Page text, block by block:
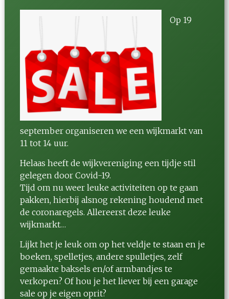
Op 19
september organiseren we een wijkmarkt van
11 tot 14 uur.
Helaas heeft de wijkvereniging een tijdje stil
gelegen door Covid-19.
Tijd om nu weer leuke activiteiten op te gaan
pakken, hierbij alsnog rekening houdend met
de coronaregels. Allereerst deze leuke
wijkmarkt…
Lijkt het je leuk om op het veldje te staan en je
boeken, spelletjes, andere spulletjes, zelf
gemaakte baksels en/of armbandjes te
verkopen? Of hou je het liever bij een garage
sale op je eigen oprit?